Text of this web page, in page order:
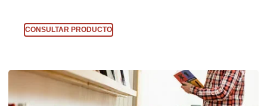
CONSULTAR PRODUCTO